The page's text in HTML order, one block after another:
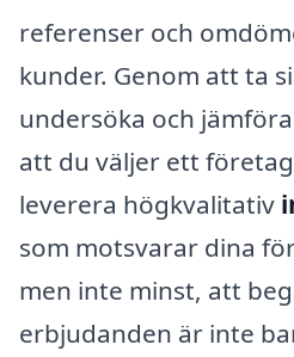
referenser och
kunder. Genom att ta
undersöka och
att du väljer ett
leverera högkvalitativ
som motsvarar dina
men inte minst, att
erbjudanden är inte